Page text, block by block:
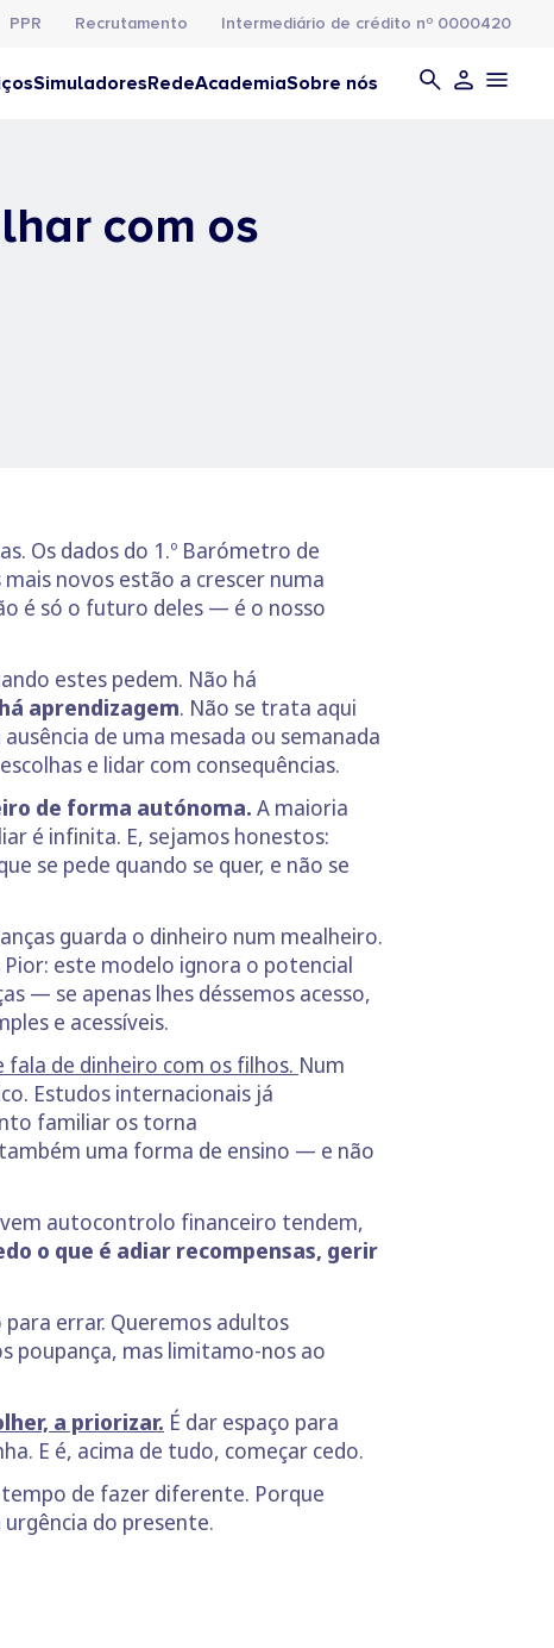
PPR Recrutamento Intermediário de crédito nº 0000420
SimuladoresRedeAcademiaSobre nós
com os
Os dados do 1.º Barómetro de
novos estão a crescer numa
é só o futuro deles — é o nosso
estes pedem. Não há
aprendizagem. Não se trata aqui
de uma mesada ou semanada
e lidar com consequências.
de forma autónoma. A maioria
é infinita. E, sejamos honestos:
se pede quando se quer, e não se
guarda o dinheiro num mealheiro.
Pior: este modelo ignora o potencial
— se apenas lhes déssemos acesso,
e acessíveis.
de dinheiro com os filhos. Num
Estudos internacionais já
familiar os torna
uma forma de ensino — e não
autocontrolo financeiro tendem,
o que é adiar recompensas, gerir
errar. Queremos adultos
poupança, mas limitamo-nos ao
a priorizar. É dar espaço para
E é, acima de tudo, começar cedo.
de fazer diferente. Porque
do presente.